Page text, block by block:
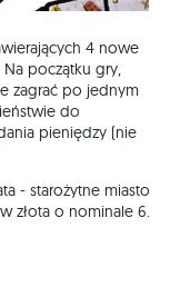
4 nowe
początku gry,
zagrać po jednym
do
pieniędzy (nie
- starożytne miasto
złota o nominale 6.